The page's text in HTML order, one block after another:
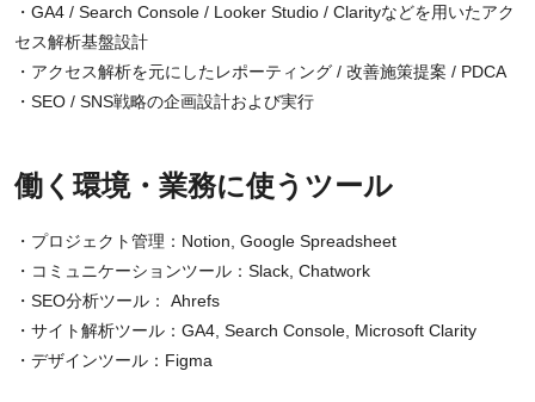
・GA4 / Search Console / Looker Studio / Clarityなどを用いたアク
セス解析基盤設計
・アクセス解析を元にしたレポーティング / 改善施策提案 / PDCA
・SEO / SNS戦略の企画設計および実行
働く環境・業務に使うツール
・プロジェクト管理：Notion, Google Spreadsheet
・コミュニケーションツール：Slack, Chatwork
・SEO分析ツール： Ahrefs
・サイト解析ツール：GA4, Search Console, Microsoft Clarity
・デザインツール：Figma